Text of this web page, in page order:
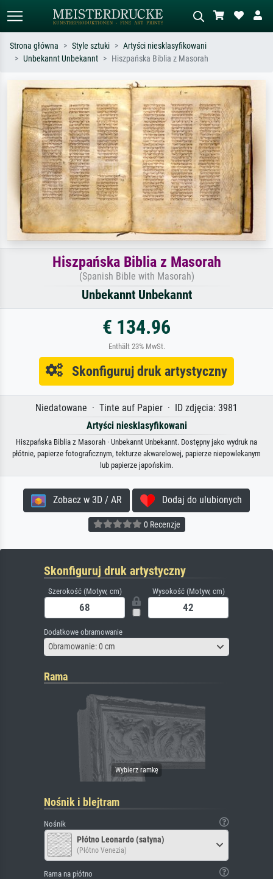
Szukaj wg artysty, tytułu lub stylu – np.
Monet, Gwiaździsta noc,
impresjonizm, fala Hokusaia, akt.
Opisz scenę – np. zielona łąka,
abstrakcja z czerwienią, ciemny olej,
stojący akt obok drzewa.
Strona główna Style sztuki
Artyści niesklasyfikowani
Unbekannt Unbekannt
Hiszpańska Biblia z Masorah
Hiszpańska Biblia z Masorah
(Spanish Bible with Masorah)
Unbekannt Unbekannt
€ 134.96
Enthält 23% MwSt.
Skonfiguruj druk artystyczny
Niedatowane · Tinte auf Papier · ID zdjęcia: 3981
Artyści niesklasyfikowani
Hiszpańska Biblia z Masorah · Unbekannt Unbekannt. Dostępny jako wydruk na
płótnie, papierze fotograficznym, tekturze akwarelowej, papierze niepowlekanym
lub papierze japońskim.
Zobacz w 3D / AR Dodaj do ulubionych
0 Recenzje
Skonfiguruj druk artystyczny
Szerokość (Motyw, cm) Wysokość (Motyw, cm)
Dodatkowe obramowanie
Obramowanie: 0 cm
Rama
Nośnik i blejtram
Nośnik
Płótno Leonardo (satyna)
(Płótno Venezia)
Rama na płótno